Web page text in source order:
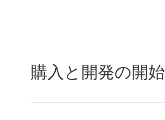
購入と開発の開始